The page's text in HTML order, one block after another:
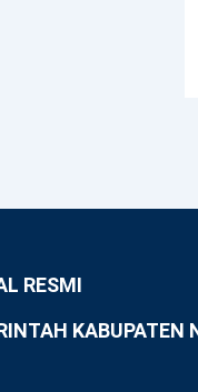
RESMI
KABUPATEN